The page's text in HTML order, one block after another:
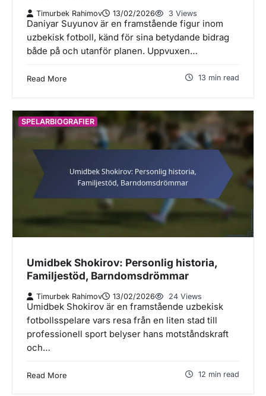
Timurbek Rahimov 13/02/2026 3 Views
Daniyar Suyunov är en framstående figur inom
uzbekisk fotboll, känd för sina betydande bidrag
både på och utanför planen. Uppvuxen…
Read More 13 min read
SPELARBIOGRAFIER
Umidbek Shokirov: Personlig historia,
Familjestöd, Barndomsdrömmar
Timurbek Rahimov 13/02/2026 24 Views
Umidbek Shokirov är en framstående uzbekisk
fotbollsspelare vars resa från en liten stad till
professionell sport belyser hans motståndskraft
och…
Read More 12 min read